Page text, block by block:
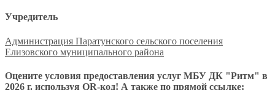
Учредитель
Администрация Паратунского сельского поселения
Елизовского муниципального района
Оцените условия предоставления услуг МБУ ДК "Ритм" в
2026 г. используя QR-код! А также по прямой ссылке: